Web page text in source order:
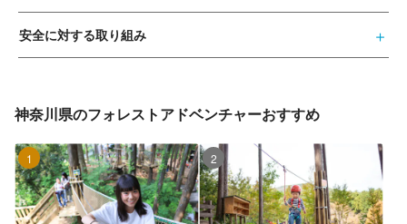
安全に対する取り組み
神奈川県のフォレストアドベンチャーおすすめ
1位 2位